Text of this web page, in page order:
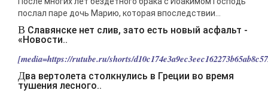
послал паре дочь Марию, которая впоследствии...
В Славянске нет слив, зато есть новый асфальт -
«Новости..
[media=https://rutube.ru/shorts/
Два вертолета столкнулись в Греции во время
тушения лесного..